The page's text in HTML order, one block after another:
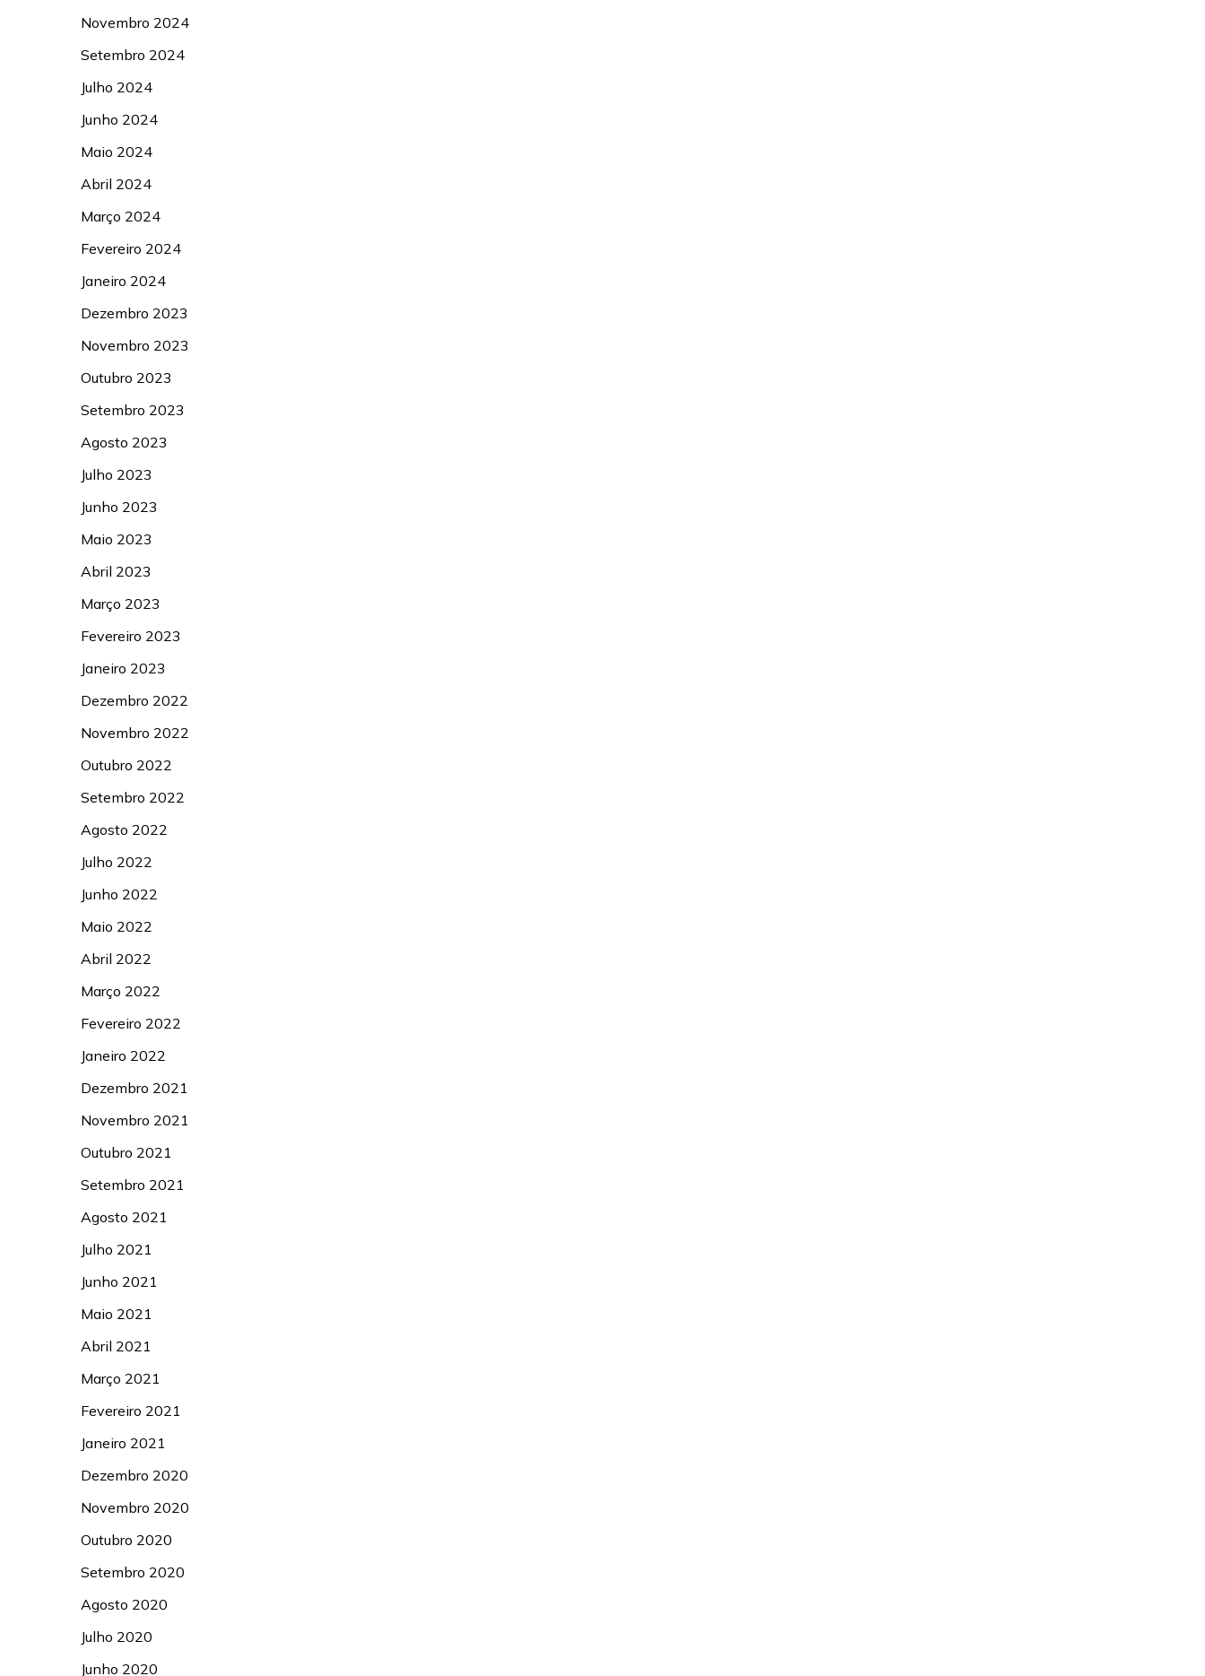
Novembro 2024
Setembro 2024
Julho 2024
Junho 2024
Maio 2024
Abril 2024
Março 2024
Fevereiro 2024
Janeiro 2024
Dezembro 2023
Novembro 2023
Outubro 2023
Setembro 2023
Agosto 2023
Julho 2023
Junho 2023
Maio 2023
Abril 2023
Março 2023
Fevereiro 2023
Janeiro 2023
Dezembro 2022
Novembro 2022
Outubro 2022
Setembro 2022
Agosto 2022
Julho 2022
Junho 2022
Maio 2022
Abril 2022
Março 2022
Fevereiro 2022
Janeiro 2022
Dezembro 2021
Novembro 2021
Outubro 2021
Setembro 2021
Agosto 2021
Julho 2021
Junho 2021
Maio 2021
Abril 2021
Março 2021
Fevereiro 2021
Janeiro 2021
Dezembro 2020
Novembro 2020
Outubro 2020
Setembro 2020
Agosto 2020
Julho 2020
Junho 2020